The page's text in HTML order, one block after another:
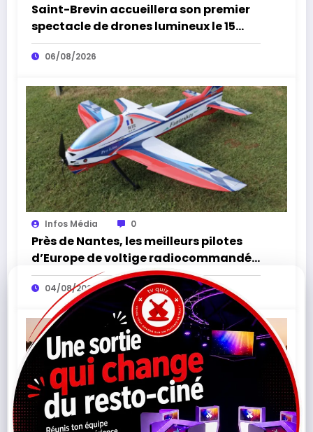
Saint-Brevin accueillera son premier
spectacle de drones lumineux le 15
août
06/08/2026
Infos Média 0
Près de Nantes, les meilleurs pilotes
d’Europe de voltige radiocommandée
attendus à Sèvremoine
04/08/2026